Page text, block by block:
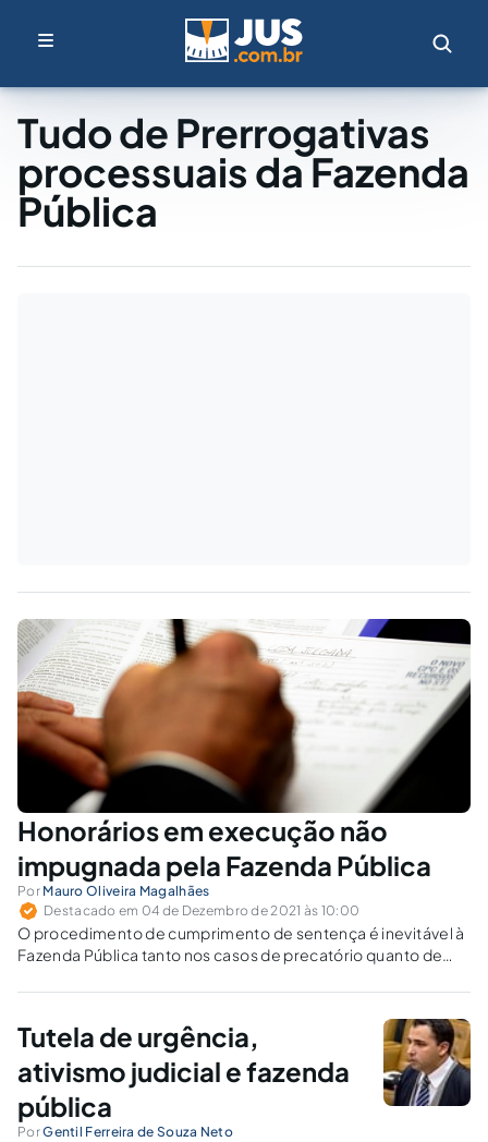
Tudo de Prerrogativas
processuais da Fazenda
Pública
Honorários em execução não
impugnada pela Fazenda Pública
Por Mauro Oliveira Magalhães
Destacado em 04 de Dezembro de 2021 às 10:00
O procedimento de cumprimento de sentença é inevitável à
Fazenda Pública tanto nos casos de precatório quanto de
honorários se não houver impugnação, com fulcro no
Tutela de urgência,
ativismo judicial e fazenda
pública
PorGentil Ferreira de Souza Neto